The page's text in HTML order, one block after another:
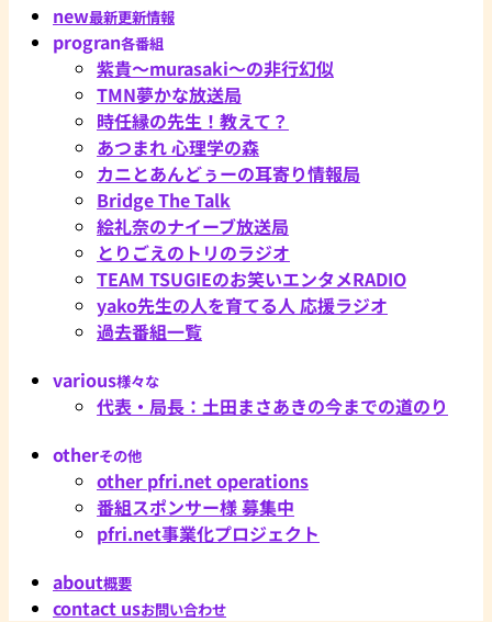
new最新更新情報
progran各番組
紫貴～murasaki～の非行幻似
TMN夢かな放送局
時任縁の先生！教えて？
あつまれ 心理学の森
カニとあんどぅーの耳寄り情報局
Bridge The Talk
絵礼奈のナイーブ放送局
とりごえのトリのラジオ
TEAM TSUGIEのお笑いエンタメRADIO
yako先生の人を育てる人 応援ラジオ
過去番組一覧
various様々な
代表・局長：土田まさあきの今までの道のり
otherその他
other pfri.net operations
番組スポンサー様 募集中
pfri.net事業化プロジェクト
about概要
contact usお問い合わせ